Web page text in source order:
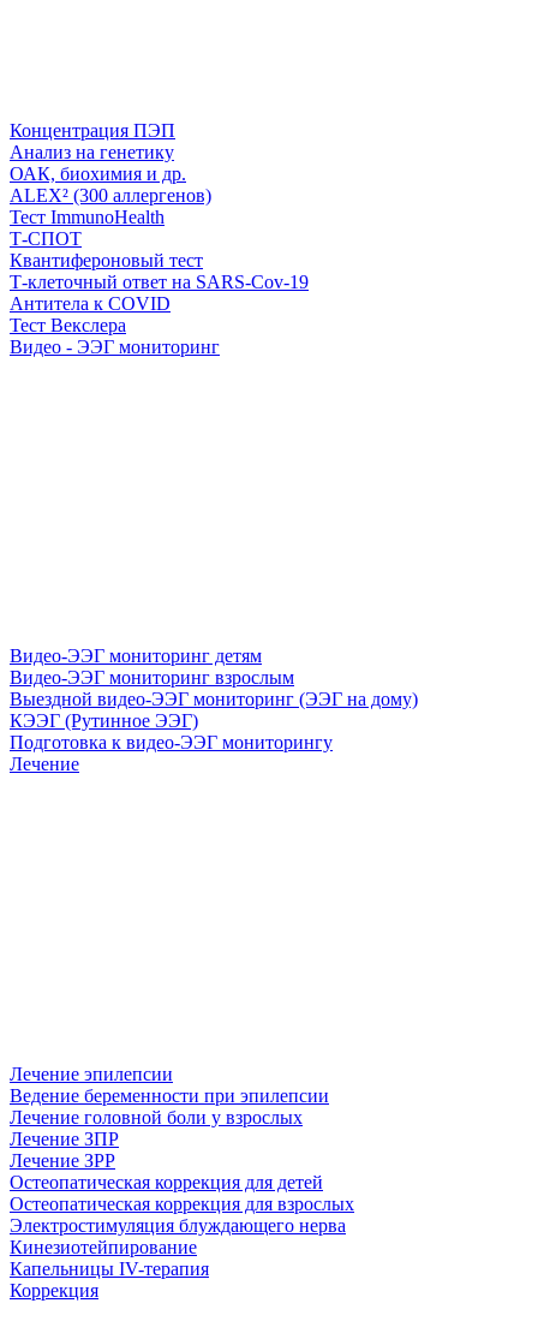
Концентрация ПЭП
Анализ на генетику
ОАК, биохимия и др.
ALEX² (300 аллергенов)
Тест ImmunoHealth
Т-СПОТ
Квантифероновый тест
Т-клеточный ответ на SARS-Cov-19
Антитела к COVID
Тест Векслера
Видео - ЭЭГ мониторинг
Видео-ЭЭГ мониторинг детям
Видео-ЭЭГ мониторинг взрослым
Выездной видео-ЭЭГ мониторинг (ЭЭГ на дому)
КЭЭГ (Рутинное ЭЭГ)
Подготовка к видео-ЭЭГ мониторингу
Лечение
Лечение эпилепсии
Ведение беременности при эпилепсии
Лечение головной боли у взрослых
Лечение ЗПР
Лечение ЗРР
Остеопатическая коррекция для детей
Остеопатическая коррекция для взрослых
Электростимуляция блуждающего нерва
Кинезиотейпирование
Капельницы IV-терапия
Коррекция